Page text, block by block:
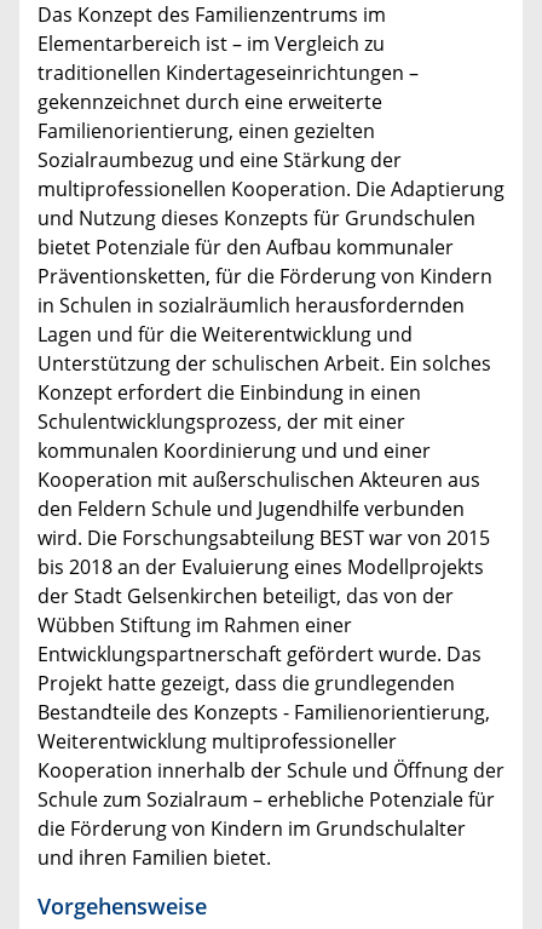
Das Konzept des Familienzentrums im
Elementarbereich ist – im Vergleich zu
traditionellen Kindertageseinrichtungen –
gekennzeichnet durch eine erweiterte
Familienorientierung, einen gezielten
Sozialraumbezug und eine Stärkung der
multiprofessionellen Kooperation. Die Adaptierung
und Nutzung dieses Konzepts für Grundschulen
bietet Potenziale für den Aufbau kommunaler
Präventionsketten, für die Förderung von Kindern
in Schulen in sozialräumlich herausfordernden
Lagen und für die Weiterentwicklung und
Unterstützung der schulischen Arbeit. Ein solches
Konzept erfordert die Einbindung in einen
Schulentwicklungsprozess, der mit einer
kommunalen Koordinierung und und einer
Kooperation mit außerschulischen Akteuren aus
den Feldern Schule und Jugendhilfe verbunden
wird. Die Forschungsabteilung BEST war von 2015
bis 2018 an der Evaluierung eines Modellprojekts
der Stadt Gelsenkirchen beteiligt, das von der
Wübben Stiftung im Rahmen einer
Entwicklungspartnerschaft gefördert wurde. Das
Projekt hatte gezeigt, dass die grundlegenden
Bestandteile des Konzepts - Familienorientierung,
Weiterentwicklung multiprofessioneller
Kooperation innerhalb der Schule und Öffnung der
Schule zum Sozialraum – erhebliche Potenziale für
die Förderung von Kindern im Grundschulalter
und ihren Familien bietet.
Vorgehensweise